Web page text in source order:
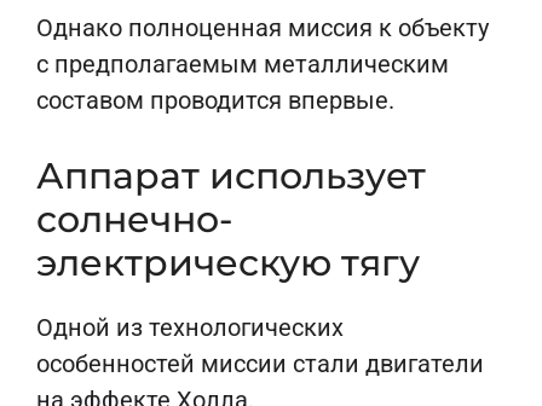
Однако полноценная миссия к объекту
с предполагаемым металлическим
составом проводится впервые.
Аппарат использует
солнечно-
электрическую тягу
Одной из технологических
особенностей миссии стали двигатели
на эффекте Холла.